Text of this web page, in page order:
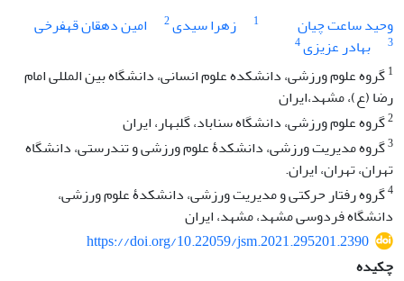
وحید ساعت چیان
1 زهرا سیدی2 امین دهقان قهفرخی
3 بهادر عزیزی4
1گروه علوم ورزشی، دانشکده علوم انسانی، دانشگاه بین المللی امام
رضا (ع)، مشهد،ایران
2گروه علوم ورزشی، دانشگاه سناباد، گلبهار، ایران
3گروه مدیریت ورزشی، دانشکدۀ علوم ورزشی و تندرستی، دانشگاه
تهران، تهران، ایران.
4گروه رفتار حرکتی و مدیریت ورزشی، دانشکدۀ علوم ورزشی،
دانشگاه فردوسی مشهد، مشهد، ایران
https://doi.org/10.22059/jsm.2021.295201.2390
چکیده